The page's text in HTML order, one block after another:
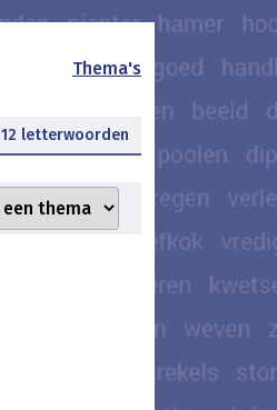
Thema's
12 letterwoorden